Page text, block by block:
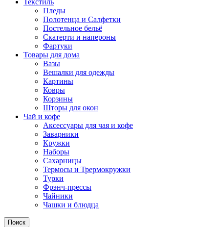
Текстиль
Пледы
Полотенца и Салфетки
Постельное бельё
Скатерти и напероны
Фартуки
Товары для дома
Вазы
Вешалки для одежды
Картины
Ковры
Корзины
Шторы для окон
Чай и кофе
Аксессуары для чая и кофе
Заварники
Кружки
Наборы
Сахарницы
Термосы и Трермокружки
Турки
Фрэнч-прессы
Чайники
Чашки и блюдца
Поиск